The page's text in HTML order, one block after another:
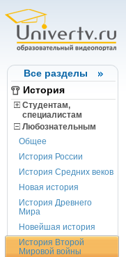
Все разделы
История
Студентам,
cпециалистам
Любознательным
Общее
История России
История Средних веков
Новая история
История Древнего
Мира
Новейшая история
История Второй
Мировой войны